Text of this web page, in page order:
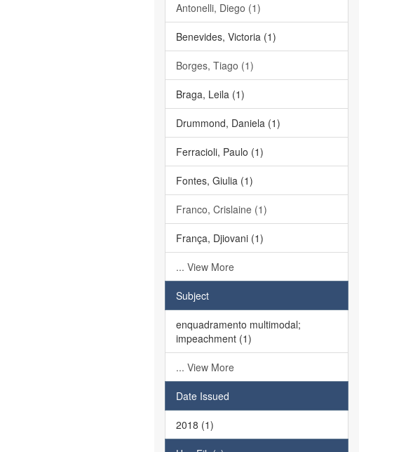
Antonelli, Diego (1)
Benevides, Victoria (1)
Borges, Tiago (1)
Braga, Leila (1)
Drummond, Daniela (1)
Ferracioli, Paulo (1)
Fontes, Giulia (1)
Franco, Crislaine (1)
França, Djiovani (1)
... View More
Subject
enquadramento multimodal;
impeachment (1)
... View More
Date Issued
2018 (1)